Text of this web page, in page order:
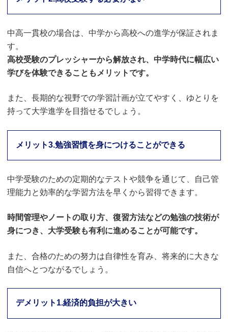
中高一貫校の場合は、中学から高校への進学が保証されま
す。
高校受験のプレッシャーから解放され、中学時代に幅広い
学びを体験できることもメリットです。
また、長期的な視野での学習計画が立てやすく、ゆとりを
持って大学進学を目指せるでしょう。
メリット3.勉強習慣を身につけることができる
中学受験のための定期的なテストや競争を通じて、自己管
理能力と効率的な学習方法を早くから習得できます。
時間管理やノートの取り方、復習方法などの勉強の技術が
身につき、大学受験も有利に進めることが可能です。
また、合格のための努力は自律性を育み、将来的に大きな
自信へとつながるでしょう。
デメリット1.経済的負担が大きい